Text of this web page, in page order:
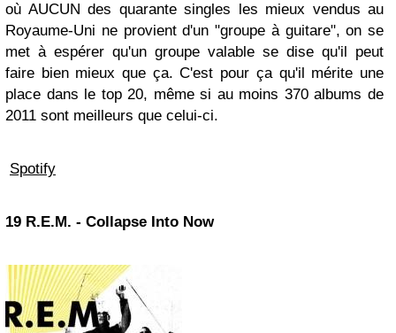
où AUCUN des quarante singles les mieux vendus au
Royaume-Uni ne provient d'un "groupe à guitare", on se
met à espérer qu'un groupe valable se dise qu'il peut
faire bien mieux que ça. C'est pour ça qu'il mérite une
place dans le top 20, même si au moins 370 albums de
2011 sont meilleurs que celui-ci.
Spotify
19 R.E.M. - Collapse Into Now